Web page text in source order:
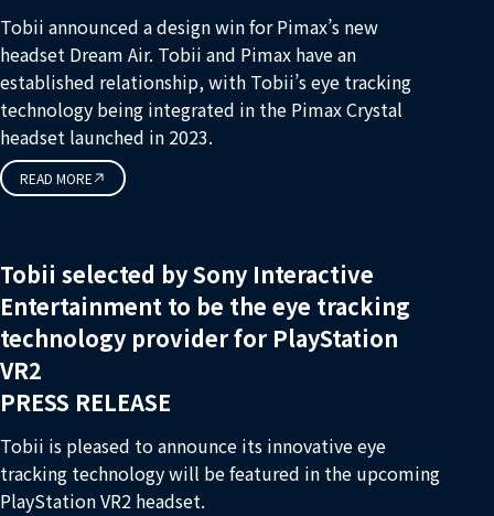
Tobii announced a design win for Pimax’s new
headset Dream Air. Tobii and Pimax have an
established relationship, with Tobii’s eye tracking
technology being integrated in the Pimax Crystal
headset launched in 2023.
READ MORE
Tobii selected by Sony Interactive
Entertainment to be the eye tracking
technology provider for PlayStation
VR2
PRESS RELEASE
Tobii is pleased to announce its innovative eye
tracking technology will be featured in the upcoming
PlayStation VR2 headset.